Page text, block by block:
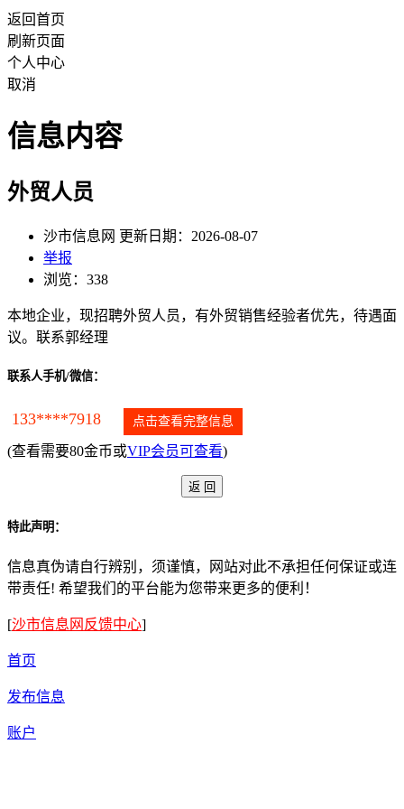
返回首页
刷新页面
个人中心
取消
信息内容
外贸人员
沙市信息网 更新日期：2026-08-07
举报
浏览：338
本地企业，现招聘外贸人员，有外贸销售经验者优先，待遇面
议。联系郭经理
联系人手机/微信：
133****7918 点击查看完整信息
(查看需要80金币或VIP会员可查看)
特此声明：
信息真伪请自行辨别，须谨慎，网站对此不承担任何保证或连
带责任! 希望我们的平台能为您带来更多的便利！
[沙市信息网反馈中心]
首页
发布信息
账户